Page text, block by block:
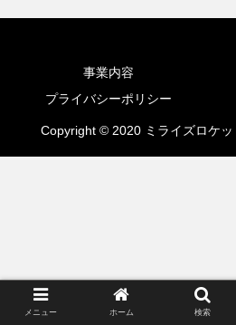
事業内容
プライバシーポリシー
Copyright © 2020 ミライズロケッ
メニュー ホーム 検索